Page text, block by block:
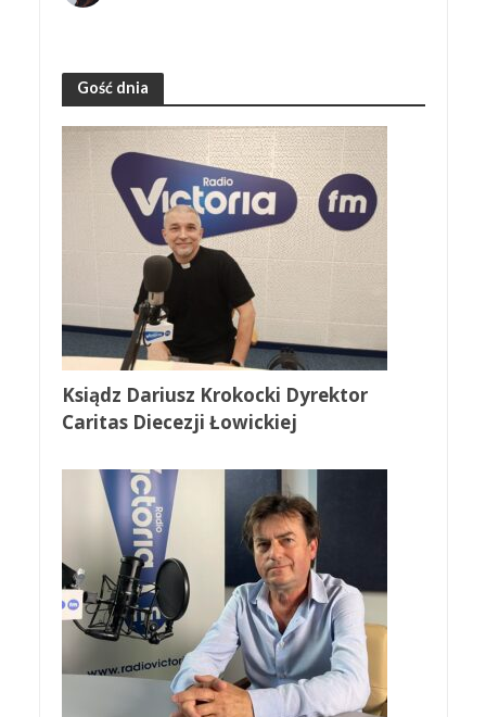
Gość dnia
Ksiądz Dariusz Krokocki Dyrektor
Caritas Diecezji Łowickiej